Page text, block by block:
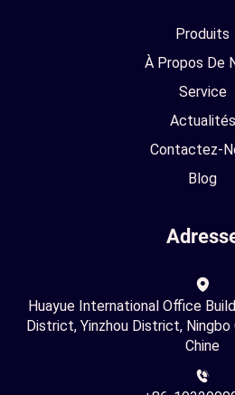
Produits
À Propos De
Service
Actualités
Contactez-
Blog
Huayue International Office
District, Yinzhou District, Ningbo
Chine